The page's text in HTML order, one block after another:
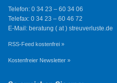
Telefon: 0 34 23 – 60 34 06
Telefax: 0 34 23 – 60 46 72
E-Mail: beratung ( at ) streuverluste.de
RSS-Feed kostenfrei »
Kostenfreier Newsletter »